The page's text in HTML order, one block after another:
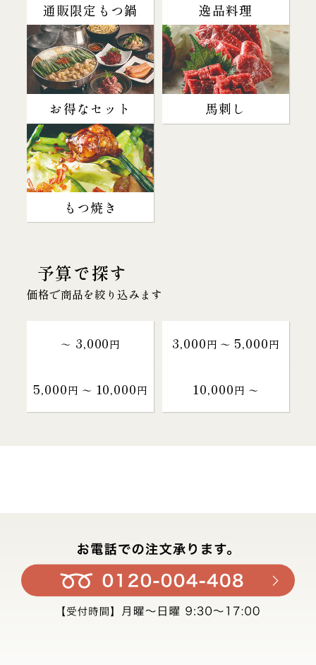
通販限定もつ鍋 逸品料理
お得なセット 馬刺し
もつ焼き
予算で探す
価格で商品を絞り込みます
～ 3,000円 3,000円 〜 5,000円
5,000円 〜 10,000円 10,000円 〜